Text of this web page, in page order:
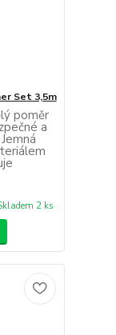
Set 3,5m
poměr
a
2 ks